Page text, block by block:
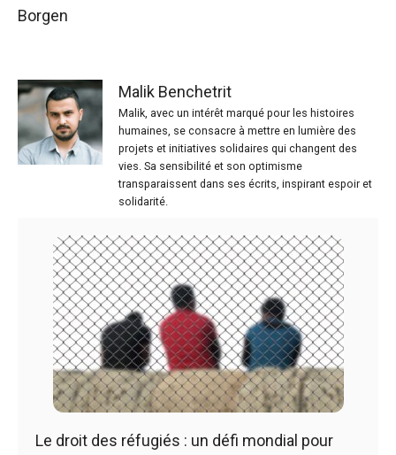
Borgen
Malik Benchetrit
Malik, avec un intérêt marqué pour les histoires
humaines, se consacre à mettre en lumière des
projets et initiatives solidaires qui changent des
vies. Sa sensibilité et son optimisme
transparaissent dans ses écrits, inspirant espoir et
solidarité.
Le droit des réfugiés : un défi mondial pour